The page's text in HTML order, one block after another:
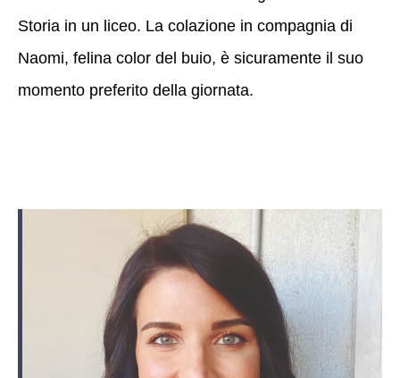
Storia in un liceo. La colazione in compagnia di
Naomi, felina color del buio, è sicuramente il suo
momento preferito della giornata.